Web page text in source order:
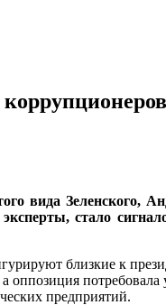
вида Зеленского,
стало
близкие к
потребовала
предприятий.